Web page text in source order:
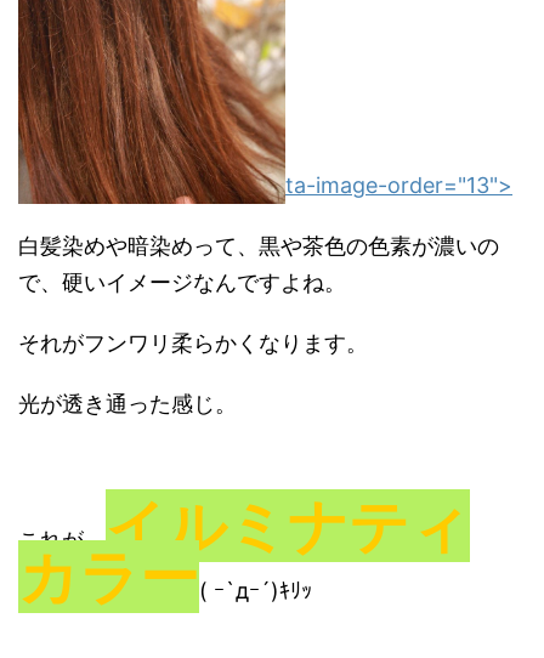
ta-image-order="13">
白髪染めや暗染めって、黒や茶色の色素が濃いの
で、硬いイメージなんですよね。
それがフンワリ柔らかくなります。
光が透き通った感じ。
これが、イルミナティ
カラー( ｰ`дｰ´)ｷﾘｯ